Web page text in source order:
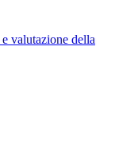
valutazione della